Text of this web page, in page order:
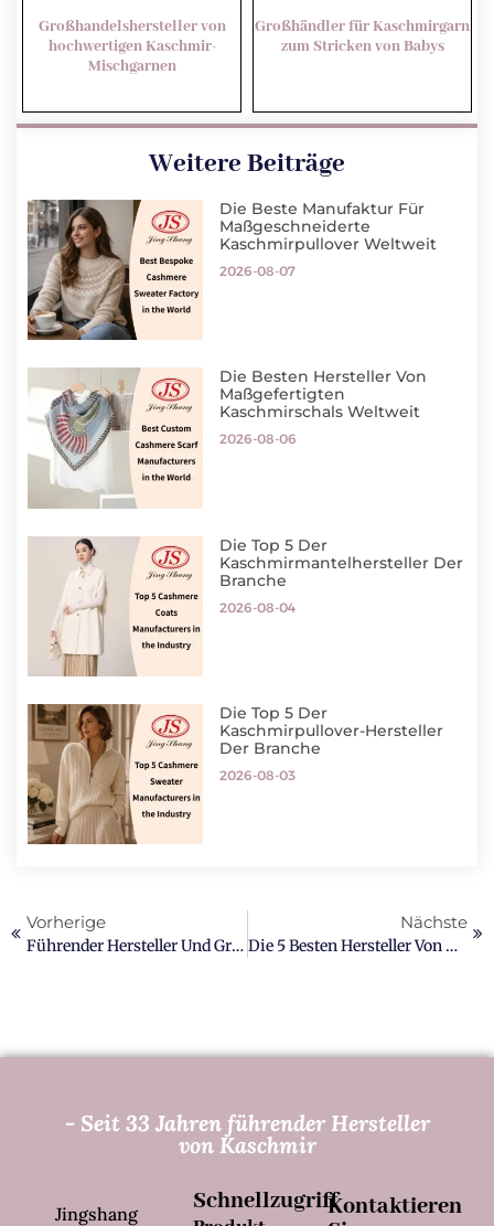
Großhandelshersteller von
hochwertigen Kaschmir-
Mischgarnen
Großhändler für Kaschmirgarn
zum Stricken von Babys
Weitere Beiträge
Die Beste Manufaktur Für
Maßgeschneiderte
Kaschmirpullover Weltweit
2026-08-07
Die Besten Hersteller Von
Maßgefertigten
Kaschmirschals Weltweit
2026-08-06
Die Top 5 Der
Kaschmirmantelhersteller Der
Branche
2026-08-04
Die Top 5 Der
Kaschmirpullover-Hersteller
Der Branche
2026-08-03
Vorherige
Führender Hersteller Und Großhändler Von Kaschmirgarn
Nächste
Die 5 Besten Hersteller Von Maßgeschneiderten Kaschmirmänteln In China
- Seit 33 Jahren führender Hersteller
von Kaschmir
SchnellzugriffKontaktieren
Jingshang